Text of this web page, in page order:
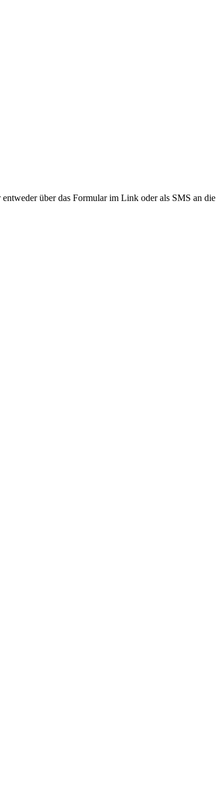
über das Formular im Link oder als SMS an die